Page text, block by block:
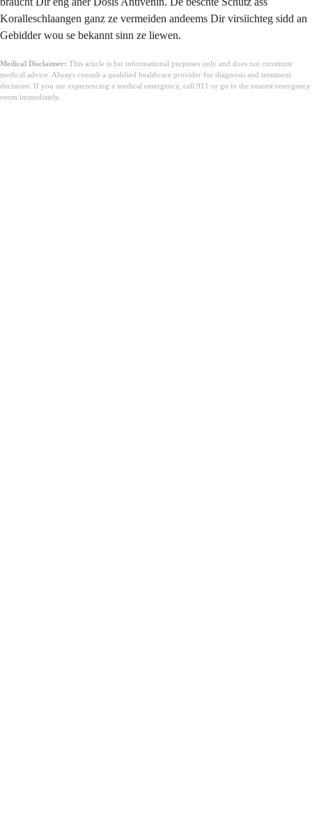
Koralleschlaangen ganz ze vermeiden andeems Dir virsiichteg sidd an
Gebidder wou se bekannt sinn ze liewen.
Medical Disclaimer: This article is for informational purposes only and does not constitute
medical advice. Always consult a qualified healthcare provider for diagnosis and treatment
decisions. If you are experiencing a medical emergency, call 911 or go to the nearest emergency
room immediately.